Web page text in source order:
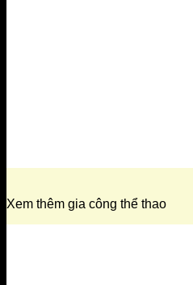
Xem thêm gia công thể thao